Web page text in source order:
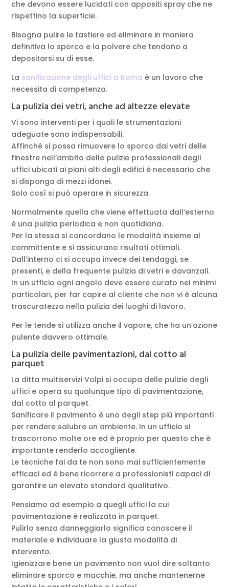
che devono essere lucidati con appositi spray che ne
rispettino la superficie.
Bisogna pulire le tastiere ed eliminare in maniera
definitiva lo sporco e la polvere che tendono a
depositarsi su di esse.
La sanificazione degli uffici a Roma è un lavoro che
necessita di competenza.
La pulizia dei vetri, anche ad altezze elevate
Vi sono interventi per i quali le strumentazioni
adeguate sono indispensabili.
Affinché si possa rimuovere lo sporco dai vetri delle
finestre nell’ambito delle pulizie professionali degli
uffici ubicati ai piani alti degli edifici è necessario che
si disponga di mezzi idonei.
Solo così si può operare in sicurezza.
Normalmente quella che viene effettuata dall’esterno
è una pulizia periodica e non quotidiana.
Per la stessa si concordano le modalità insieme al
committente e si assicurano risultati ottimali.
Dall’interno ci si occupa invece dei tendaggi, se
presenti, e della frequente pulizia di vetri e davanzali.
In un ufficio ogni angolo deve essere curato nei minimi
particolari, per far capire al cliente che non vi è alcuna
trascuratezza nella pulizia dei luoghi di lavoro.
Per le tende si utilizza anche il vapore, che ha un’azione
pulente davvero ottimale.
La pulizia delle pavimentazioni, dal cotto al
parquet
La ditta multiservizi Volpi si occupa delle pulizie degli
uffici e opera su qualunque tipo di pavimentazione,
dal cotto al parquet.
Sanificare il pavimento è uno degli step più importanti
per rendere salubre un ambiente. In un ufficio si
trascorrono molte ore ed è proprio per questo che è
importante renderlo accogliente.
Le tecniche fai da te non sono mai sufficientemente
efficaci ed è bene ricorrere a professionisti capaci di
garantire un elevato standard qualitativo.
Pensiamo ad esempio a quegli uffici la cui
pavimentazione è realizzata in parquet.
Pulirlo senza danneggiarlo significa conoscere il
materiale e individuare la giusta modalità di
intervento.
Igienizzare bene un pavimento non vuol dire soltanto
eliminare sporco e macchie, ma anche mantenerne